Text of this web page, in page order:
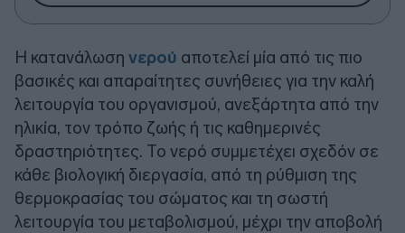
Η κατανάλωση νερού αποτελεί μία από τις πιο
βασικές και απαραίτητες συνήθειες για την καλή
λειτουργία του οργανισμού, ανεξάρτητα από την
ηλικία, τον τρόπο ζωής ή τις καθημερινές
δραστηριότητες. Το νερό συμμετέχει σχεδόν σε
κάθε βιολογική διεργασία, από τη ρύθμιση της
θερμοκρασίας του σώματος και τη σωστή
λειτουργία του μεταβολισμού, μέχρι την αποβολή